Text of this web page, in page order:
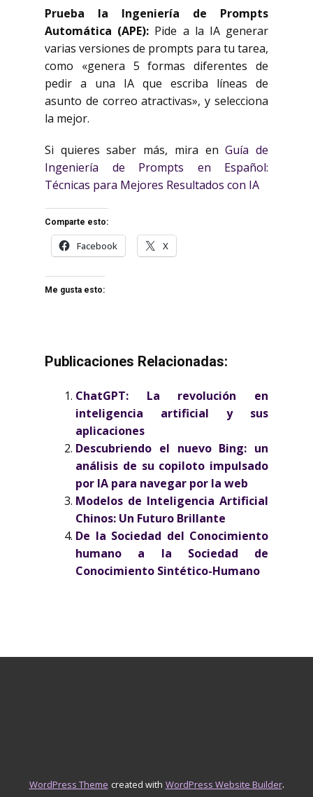
Prueba la Ingeniería de Prompts
Automática (APE): Pide a la IA generar
varias versiones de prompts para tu tarea,
como «genera 5 formas diferentes de
pedir a una IA que escriba líneas de
asunto de correo atractivas», y selecciona
la mejor.
Si quieres saber más, mira enGuía de
Ingeniería de Prompts en Español:
Técnicas para Mejores Resultados con IA
Comparte esto:
Facebook X
Me gusta esto:
Publicaciones Relacionadas:
ChatGPT: La revolución en
inteligencia artificial y sus
aplicaciones
Descubriendo el nuevo Bing: un
análisis de su copiloto impulsado
por IA para navegar por la web
Modelos de Inteligencia Artificial
Chinos: Un Futuro Brillante
De la Sociedad del Conocimiento
humano a la Sociedad de
Conocimiento Sintético-Humano
WordPress Theme created with WordPress Website Builder.